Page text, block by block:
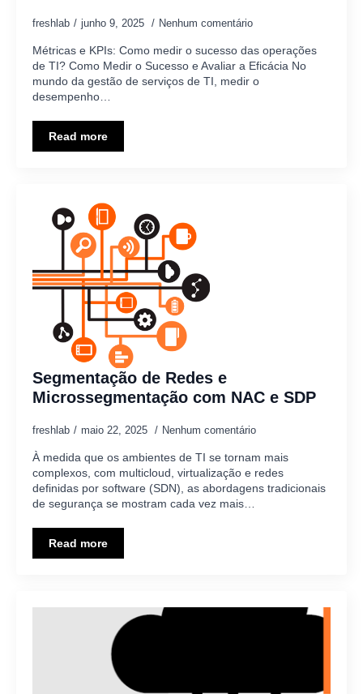
freshlab junho 9, 2025 Nenhum comentário
Métricas e KPIs: Como medir o sucesso das operações
de TI? Como Medir o Sucesso e Avaliar a Eficácia No
mundo da gestão de serviços de TI, medir o
desempenho…
Read more
Segmentação de Redes e
Microssegmentação com NAC e SDP
freshlab maio 22, 2025 Nenhum comentário
À medida que os ambientes de TI se tornam mais
complexos, com multicloud, virtualização e redes
definidas por software (SDN), as abordagens tradicionais
de segurança se mostram cada vez mais…
Read more